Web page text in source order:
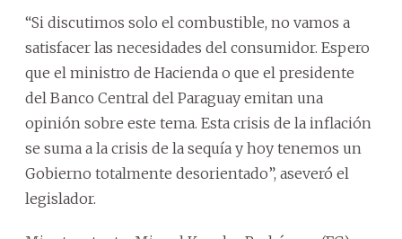
“Si discutimos solo el combustible, no vamos a
satisfacer las necesidades del consumidor. Espero
que el ministro de Hacienda o que el presidente
del Banco Central del Paraguay emitan una
opinión sobre este tema. Esta crisis de la inflación
se suma a la crisis de la sequía y hoy tenemos un
Gobierno totalmente desorientado”, aseveró el
legislador.